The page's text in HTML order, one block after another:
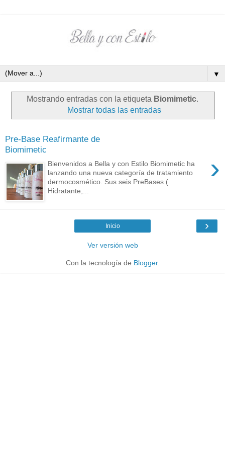
▼
Mostrando entradas con la etiqueta Biomimetic.
Mostrar todas las entradas
Pre-Base Reafirmante de
Biomimetic
›
Bienvenidos a Bella y con Estilo Biomimetic ha
lanzando una nueva categoría de tratamiento
dermocosmético. Sus seis PreBases (
Hidratante,...
›
Inicio
Ver versión web
Con la tecnología de Blogger.